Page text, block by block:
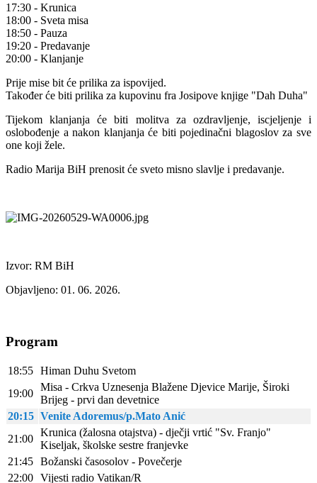
17:30 - Krunica
18:00 - Sveta misa
18:50 - Pauza
19:20 - Predavanje
20:00 - Klanjanje
Prije mise bit će prilika za ispovijed.
Također će biti prilika za kupovinu fra Josipove knjige "Dah Duha"
Tijekom klanjanja će biti molitva za ozdravljenje, iscjeljenje i
oslobođenje a nakon klanjanja će biti pojedinačni blagoslov za sve
one koji žele.
Radio Marija BiH prenosit će sveto misno slavlje i predavanje.
Izvor: RM BiH
Objavljeno: 01. 06. 2026.
Program
18:55 Himan Duhu Svetom
19:00
Misa - Crkva Uznesenja Blažene Djevice Marije, Široki
Brijeg - prvi dan devetnice
20:15 Venite Adoremus/p.Mato Anić
21:00
Krunica (žalosna otajstva) - dječji vrtić "Sv. Franjo"
Kiseljak, školske sestre franjevke
21:45 Božanski časosolov - Povečerje
22:00 Vijesti radio Vatikan/R